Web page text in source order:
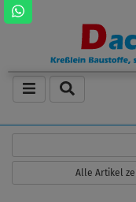
Alle Artikel